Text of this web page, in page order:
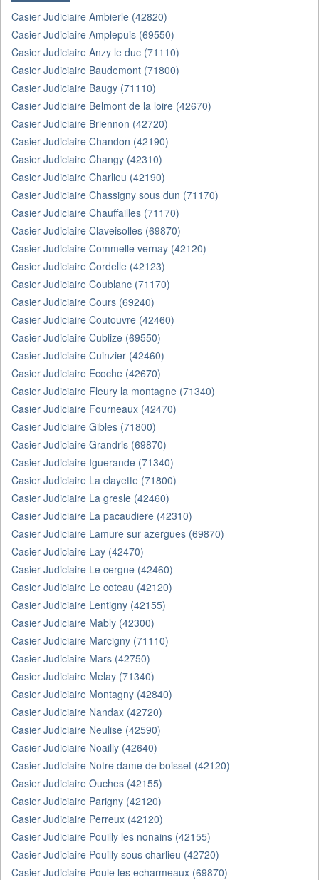
Casier Judiciaire Ambierle (42820)
Casier Judiciaire Amplepuis (69550)
Casier Judiciaire Anzy le duc (71110)
Casier Judiciaire Baudemont (71800)
Casier Judiciaire Baugy (71110)
Casier Judiciaire Belmont de la loire (42670)
Casier Judiciaire Briennon (42720)
Casier Judiciaire Chandon (42190)
Casier Judiciaire Changy (42310)
Casier Judiciaire Charlieu (42190)
Casier Judiciaire Chassigny sous dun (71170)
Casier Judiciaire Chauffailles (71170)
Casier Judiciaire Claveisolles (69870)
Casier Judiciaire Commelle vernay (42120)
Casier Judiciaire Cordelle (42123)
Casier Judiciaire Coublanc (71170)
Casier Judiciaire Cours (69240)
Casier Judiciaire Coutouvre (42460)
Casier Judiciaire Cublize (69550)
Casier Judiciaire Cuinzier (42460)
Casier Judiciaire Ecoche (42670)
Casier Judiciaire Fleury la montagne (71340)
Casier Judiciaire Fourneaux (42470)
Casier Judiciaire Gibles (71800)
Casier Judiciaire Grandris (69870)
Casier Judiciaire Iguerande (71340)
Casier Judiciaire La clayette (71800)
Casier Judiciaire La gresle (42460)
Casier Judiciaire La pacaudiere (42310)
Casier Judiciaire Lamure sur azergues (69870)
Casier Judiciaire Lay (42470)
Casier Judiciaire Le cergne (42460)
Casier Judiciaire Le coteau (42120)
Casier Judiciaire Lentigny (42155)
Casier Judiciaire Mably (42300)
Casier Judiciaire Marcigny (71110)
Casier Judiciaire Mars (42750)
Casier Judiciaire Melay (71340)
Casier Judiciaire Montagny (42840)
Casier Judiciaire Nandax (42720)
Casier Judiciaire Neulise (42590)
Casier Judiciaire Noailly (42640)
Casier Judiciaire Notre dame de boisset (42120)
Casier Judiciaire Ouches (42155)
Casier Judiciaire Parigny (42120)
Casier Judiciaire Perreux (42120)
Casier Judiciaire Pouilly les nonains (42155)
Casier Judiciaire Pouilly sous charlieu (42720)
Casier Judiciaire Poule les echarmeaux (69870)